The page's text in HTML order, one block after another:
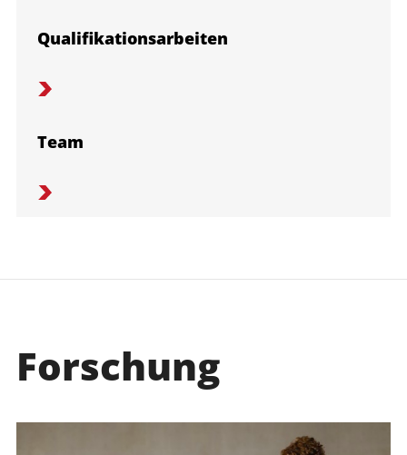
Qualifikationsarbeiten
Team
Forschung